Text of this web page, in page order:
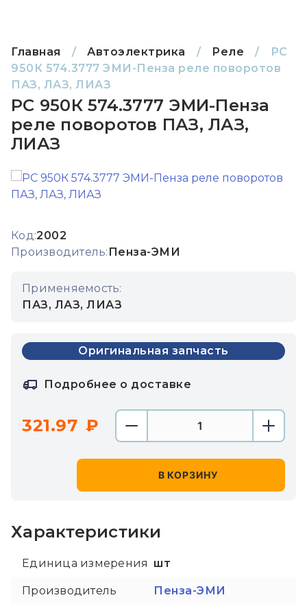
Главная / Автоэлектрика / Реле /
РС
950К 574.3777 ЭМИ-Пенза реле поворотов
ПАЗ, ЛАЗ, ЛИАЗ
РС 950К 574.3777 ЭМИ-Пенза
реле поворотов ПАЗ, ЛАЗ,
ЛИАЗ
Код:2002
Производитель: Пенза-ЭМИ
Применяемость:
ПАЗ, ЛАЗ, ЛИАЗ
Оригинальная запчасть
Подробнее о доставке
321.97
В КОРЗИНУ
Характеристики
Единица измерения шт
Производитель Пенза-ЭМИ